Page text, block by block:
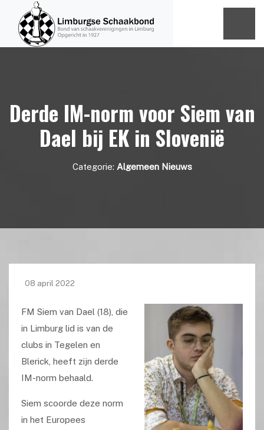
Derde IM-norm voor Siem van
Dael bij EK in Slovenië
Categorie: Algemeen Nieuws
08 april 2022
FM Siem van Dael (18), die
in Limburg lid is van de
clubs in Tegelen en
Blerick, heeft zijn derde
IM-norm behaald.
Siem scoorde deze norm
in het Europees